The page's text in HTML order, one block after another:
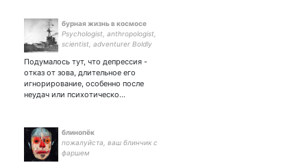
бурная жизнь в космосе
Psychologist, anthropologist,
scientist, adventurer Boldly
before
Подумалось тут, что депрессия -
отказ от зова, длительное его
игнорирование, особенно после
неудач или психотическо…
блинопёк
пожалуйста, ваш блинчик с
фаршем